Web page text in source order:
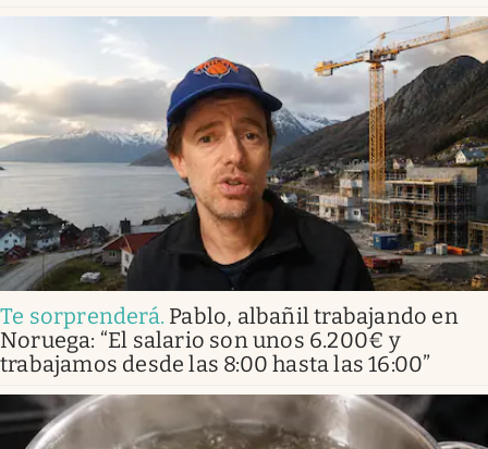
Te sorprenderá. Pablo, albañil trabajando en
Noruega: “El salario son unos 6.200€ y
trabajamos desde las 8:00 hasta las 16:00”